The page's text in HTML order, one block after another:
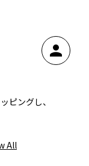
person
ピングし、
All